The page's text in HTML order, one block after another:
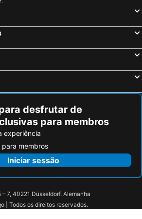
Hotel
Hotel
HSM Linda Playa
HM Isabela-Adults Only
desfrutar de
para membros
experiência
membros
Iniciar sessão
– 7, 40221 Düsseldorf, Alemanha
| Todos os direitos reservados.